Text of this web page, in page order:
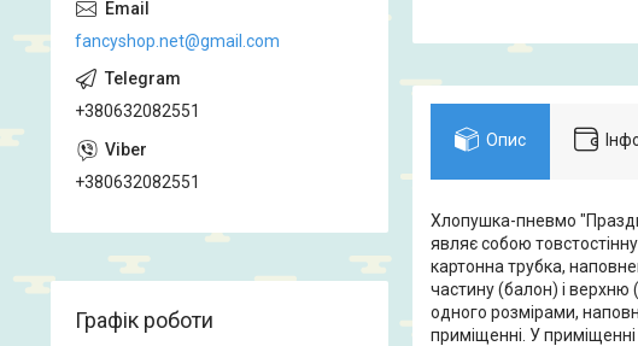
Опис
Хлопушка-пневмо
являє собою
картонна трубка,
частину (балон) і верхню
одного розмірами,
приміщенні. У
fancyshop.net@gmail.com
+380632082551
+380632082551
Графік роботи